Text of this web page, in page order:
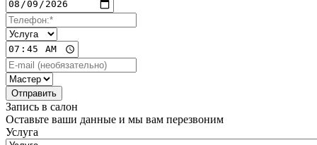
Запись в салон
Оставьте ваши данные и мы вам перезвоним
Услуга